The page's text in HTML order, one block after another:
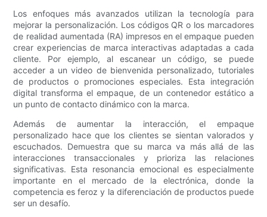
Los enfoques más avanzados utilizan la tecnología para
mejorar la personalización. Los códigos QR o los marcadores
de realidad aumentada (RA) impresos en el empaque pueden
crear experiencias de marca interactivas adaptadas a cada
cliente. Por ejemplo, al escanear un código, se puede
acceder a un video de bienvenida personalizado, tutoriales
de productos o promociones especiales. Esta integración
digital transforma el empaque, de un contenedor estático a
un punto de contacto dinámico con la marca.
Además de aumentar la interacción, el empaque
personalizado hace que los clientes se sientan valorados y
escuchados. Demuestra que su marca va más allá de las
interacciones transaccionales y prioriza las relaciones
significativas. Esta resonancia emocional es especialmente
importante en el mercado de la electrónica, donde la
competencia es feroz y la diferenciación de productos puede
ser un desafío.